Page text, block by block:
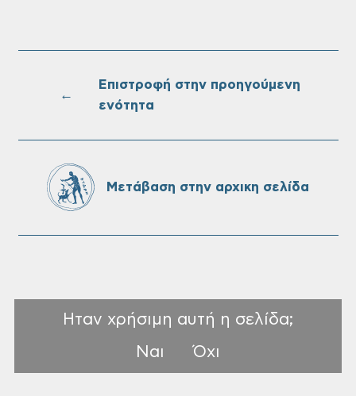
Επαναλειτουργία του συστήματος
Ονουφρίου
Πίνακες Κατάταξης & Βαθμολογίας,
Δήμου Χανίων
←
Επιστροφή στην προηγούμενη
ενότητα
Μετάβαση στην αρχικη σελίδα
Ηταν χρήσιμη αυτή η σελίδα;
Ναι
Όχι